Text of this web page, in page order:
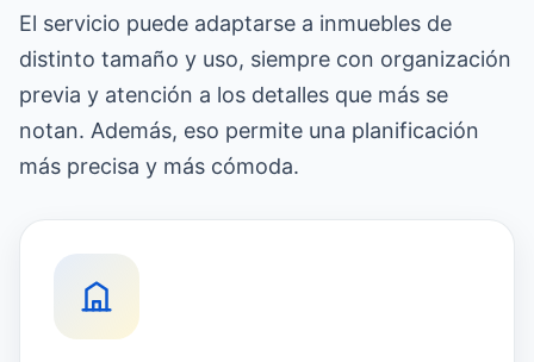
El servicio puede adaptarse a inmuebles de
distinto tamaño y uso, siempre con organización
previa y atención a los detalles que más se
notan. Además, eso permite una planificación
más precisa y más cómoda.